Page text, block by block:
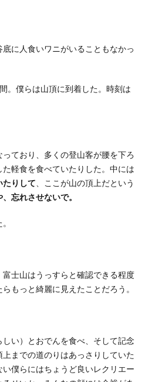
に人食いワニがいることもなかっ
。僕らは山頂に到着した。時刻は
ており、多くの登山客が腰を下ろ
軽食を食べていたりした。中には
たりして 、ここが山の頂上だという
、忘れさせないで。
士山はうっすらと確認できる程度
もっと綺麗に見えたことだろう。
い）とおでんを食べ、そして記念
までの道のりはあっさりしていた
僕らにはちょうど良いレクリエー